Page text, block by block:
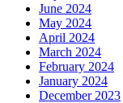
June 2024
May 2024
April 2024
March 2024
February 2024
January 2024
December 2023